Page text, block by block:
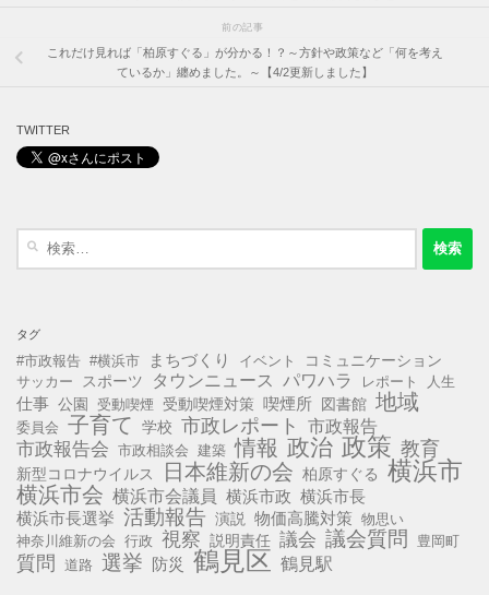
前の記事
これだけ見れば「柏原すぐる」が分かる！？～方針や政策など「何を考え
ているか」纏めました。～【4/2更新しました】
TWITTER
タグ
#市政報告 #横浜市 まちづくり イベント コミュニケーション
サッカー スポーツ タウンニュース パワハラ レポート 人生
仕事 公園 受動喫煙 受動喫煙対策 喫煙所 図書館 地域
委員会 子育て 学校 市政レポート 市政報告
市政報告会 市政相談会 建築 情報 政治 政策 教育
新型コロナウイルス 日本維新の会 柏原すぐる 横浜市
横浜市会 横浜市会議員 横浜市政 横浜市長
横浜市長選挙 活動報告 演説 物価高騰対策 物思い
神奈川維新の会 行政 視察 説明責任 議会 議会質問 豊岡町
質問 道路 選挙 防災 鶴見区 鶴見駅